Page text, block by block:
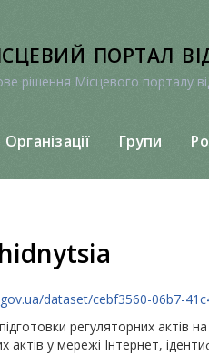
портал
рішення Місцевого порталу
Організації Групи
dataset/cebf3560-06b7-
регуляторних актів
актів у мережі Інтернет,